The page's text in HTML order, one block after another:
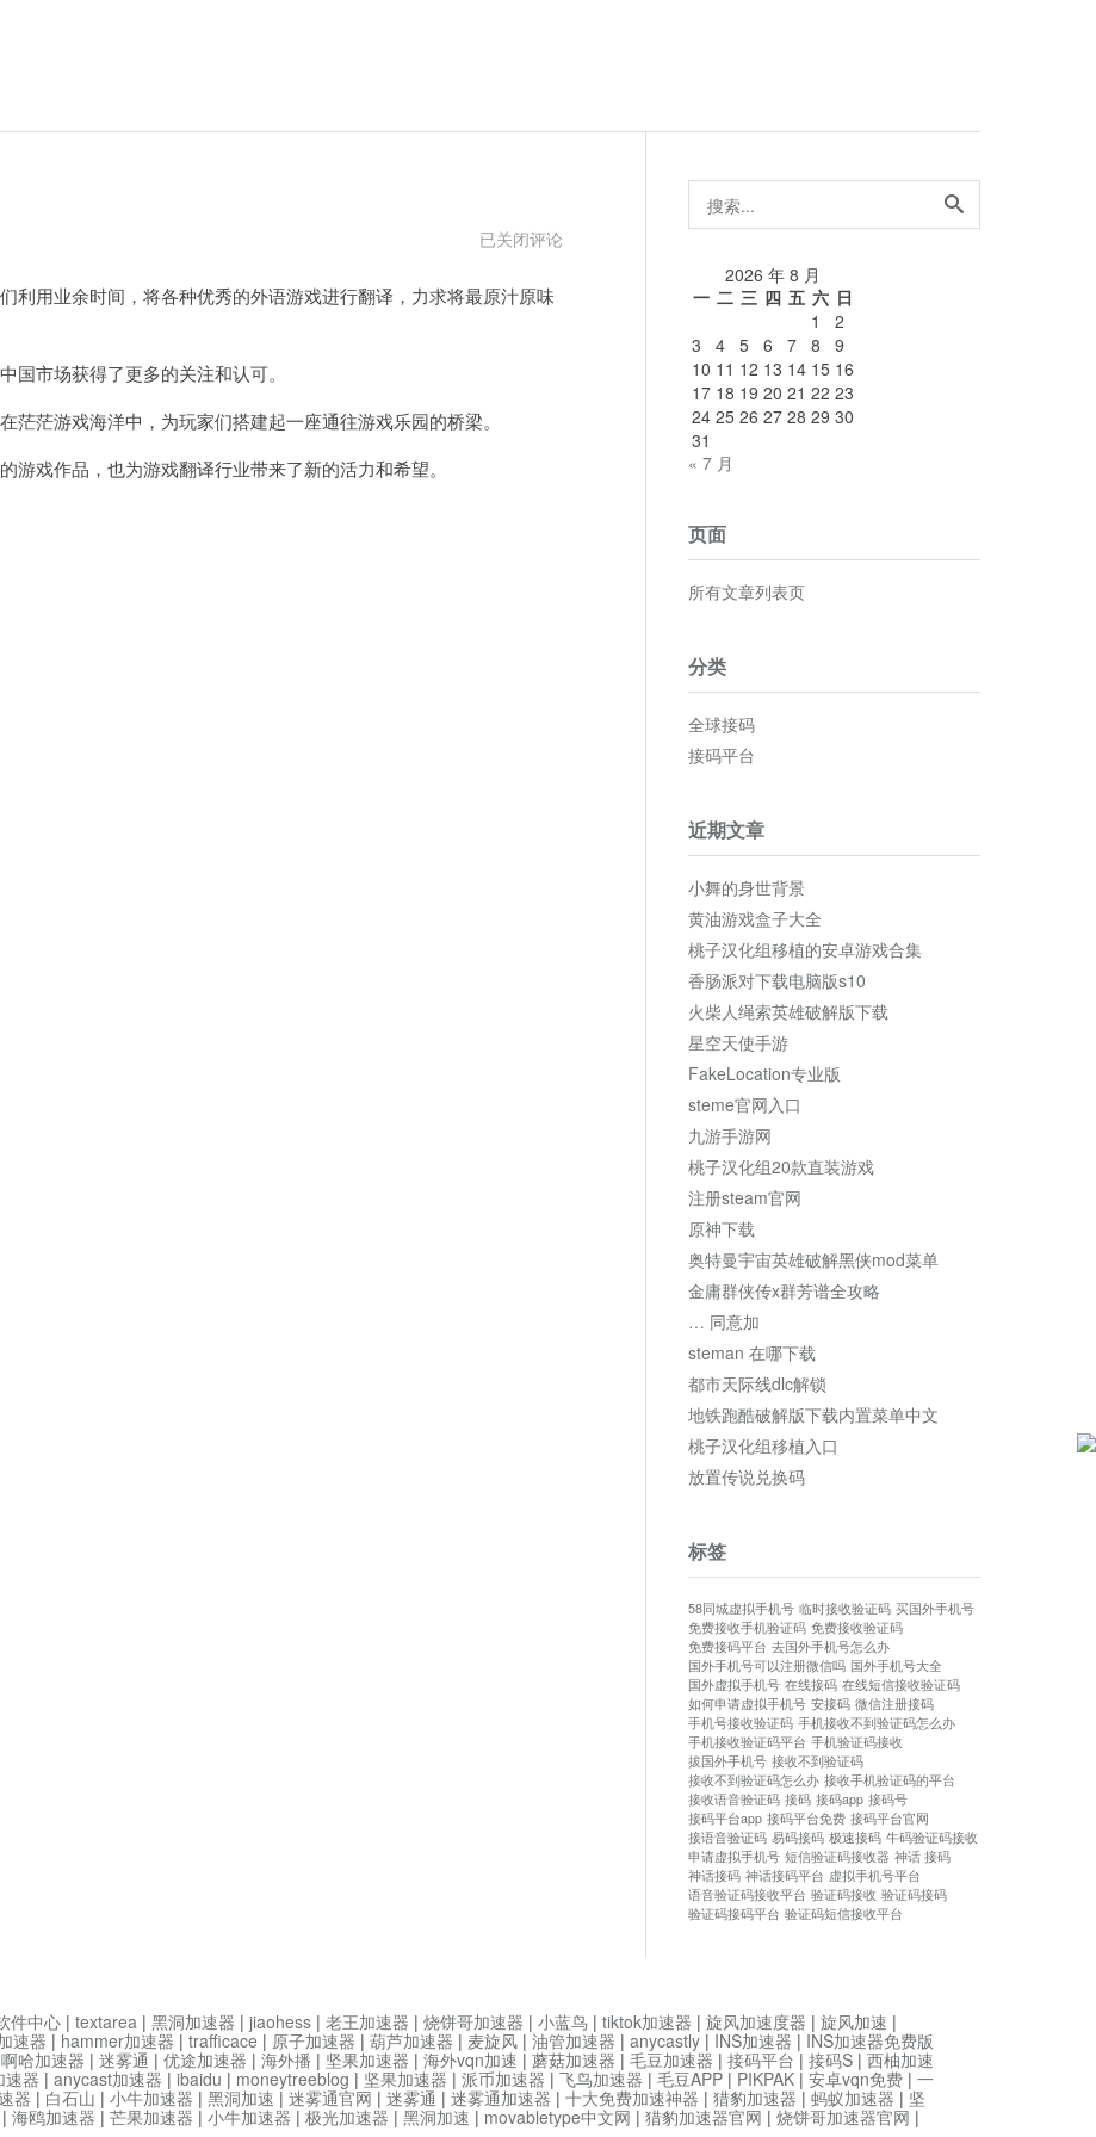
桃
化
rpg
已关闭评论
用业余时间，将各种优秀的外语游戏进行翻译，力求将最原汁原味
市场获得了更多的关注和认可。
茫游戏海洋中，为玩家们搭建起一座通往游戏乐园的桥梁。
戏作品，也为游戏翻译行业带来了新的活力和希望。
搜
索...
2026 年 8 月
一 二 三 四 五 六 日
1
2
3
4 5 6 7 8
9
10 11 12 13 14 15 16
17 18 19 20 21 22 23
24 25 26 27 28 29 30
31
« 7 月
页面
所有文章列表页
分类
全球接码
接码平台
近期文章
小舞的身世背景
黄油游戏盒子大全
桃子汉化组移植的安卓游戏合集
香肠派对下载电脑版s10
火柴人绳索英雄破解版下载
星空天使手游
FakeLocation专业版
steme官网入口
九游手游网
桃子汉化组20款直装游戏
注册steam官网
原神下载
奥特曼宇宙英雄破解黑侠mod菜单
金庸群侠传x群芳谱全攻略
… 同意加
steman 在哪下载
都市天际线dlc解锁
地铁跑酷破解版下载内置菜单中文
桃子汉化组移植入口
放置传说兑换码
标签
58同城虚拟手机号 临时接收验证码 买国外手机号
免费接收手机验证码 免费接收验证码
免费接码平台 去国外手机号怎么办
国外手机号可以注册微信吗 国外手机号大全
国外虚拟手机号 在线接码 在线短信接收验证码
如何申请虚拟手机号 安接码 微信注册接码
手机号接收验证码 手机接收不到验证码怎么办
手机接收验证码平台 手机验证码接收
拔国外手机号 接收不到验证码
接收不到验证码怎么办 接收手机验证码的平台
接收语音验证码 接码 接码app 接码号
接码平台app 接码平台免费 接码平台官网
接语音验证码 易码接码 极速接码 牛码验证码接收
申请虚拟手机号 短信验证码接收器 神话 接码
神话接码 神话接码平台 虚拟手机号平台
语音验证码接收平台 验证码接收 验证码接码
验证码接码平台 验证码短信接收平台
件中心 | textarea | 黑洞加速器 | jiaohess | 老王加速器 | 烧饼哥加速器 | 小蓝鸟 | tiktok加速器 | 旋风加速度器 | 旋风加速 |
速器 | hammer加速器 | trafficace | 原子加速器 | 葫芦加速器 | 麦旋风 | 油管加速器 | anycastly | INS加速器 | INS加速器免费版
啊哈加速器 | 迷雾通 | 优途加速器 | 海外播 | 坚果加速器 | 海外vqn加速 | 蘑菇加速器 | 毛豆加速器 | 接码平台 | 接码S | 西柚加速
速器 | anycast加速器 | ibaidu | moneytreeblog | 坚果加速器 | 派币加速器 | 飞鸟加速器 | 毛豆APP | PIKPAK | 安卓vqn免费 | 一
器 | 白石山 | 小牛加速器 | 黑洞加速 | 迷雾通官网 | 迷雾通 | 迷雾通加速器 | 十大免费加速神器 | 猎豹加速器 | 蚂蚁加速器 | 坚
| 海鸥加速器 | 芒果加速器 | 小牛加速器 | 极光加速器 | 黑洞加速 | movabletype中文网 | 猎豹加速器官网 | 烧饼哥加速器官网 |